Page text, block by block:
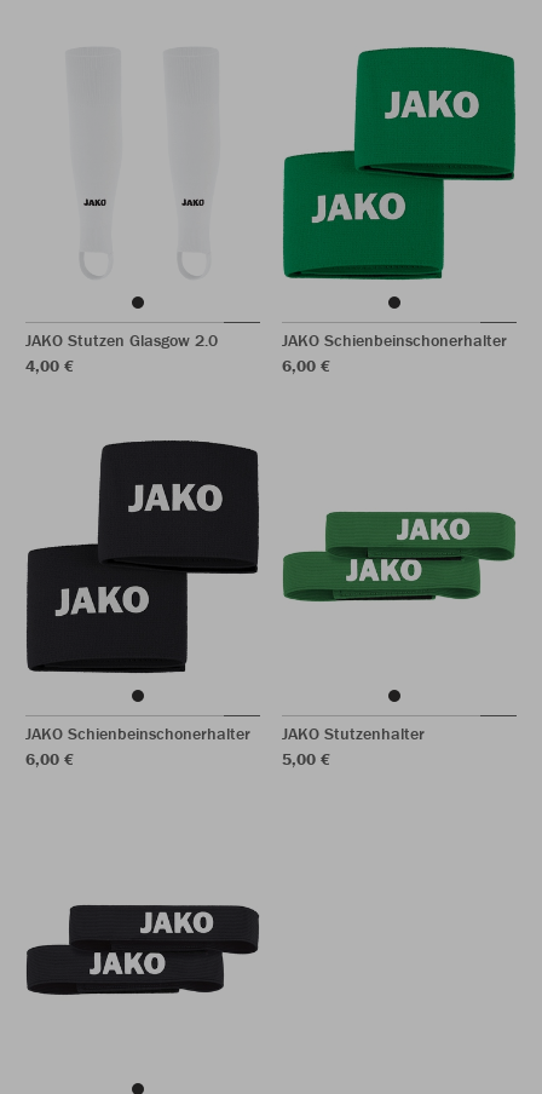
JAKO Stutzen Glasgow 2.0
4,00 €
JAKO Schienbeinschonerhalter
6,00 €
JAKO Schienbeinschonerhalter
6,00 €
JAKO Stutzenhalter
5,00 €